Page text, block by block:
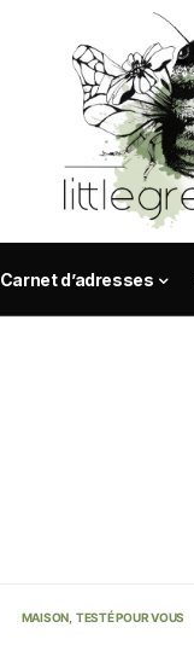
Carnet d’adresses
MAISON TESTÉ POUR VOUS